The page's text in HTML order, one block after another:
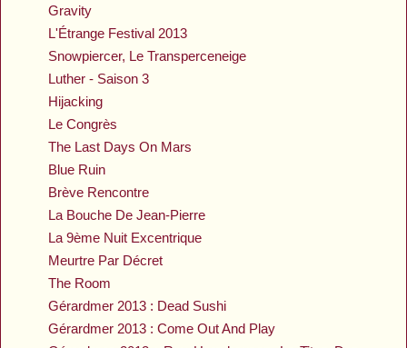
Gravity
L'Étrange Festival 2013
Snowpiercer, Le Transperceneige
Luther - Saison 3
Hijacking
Le Congrès
The Last Days On Mars
Blue Ruin
Brève Rencontre
La Bouche De Jean-Pierre
La 9ème Nuit Excentrique
Meurtre Par Décret
The Room
Gérardmer 2013 : Dead Sushi
Gérardmer 2013 : Come Out And Play